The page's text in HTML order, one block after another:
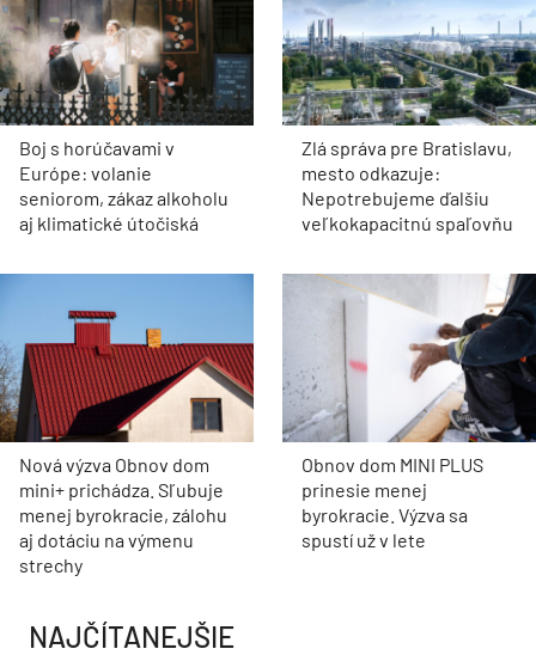
Boj s horúčavami v
Európe: volanie
seniorom, zákaz alkoholu
aj klimatické útočiská
Zlá správa pre Bratislavu,
mesto odkazuje:
Nepotrebujeme ďalšiu
veľkokapacitnú spaľovňu
Nová výzva Obnov dom
mini+ prichádza. Sľubuje
menej byrokracie, zálohu
aj dotáciu na výmenu
strechy
Obnov dom MINI PLUS
prinesie menej
byrokracie. Výzva sa
spustí už v lete
NAJČÍTANEJŠIE